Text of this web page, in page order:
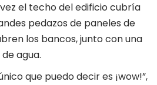
el techo del edificio cubría
pedazos de paneles de
los bancos, junto con una
agua.
que puedo decir es ¡wow!”,